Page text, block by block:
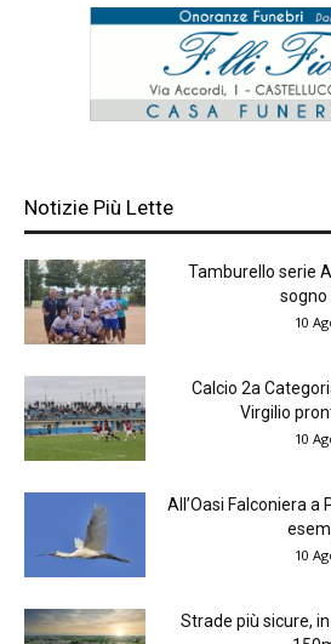
Notizie Più Lette
Tamburello serie
sogno
10
Calcio 2a
Virgilio
10
All’Oasi Falconiera
10
Strade più sicure,